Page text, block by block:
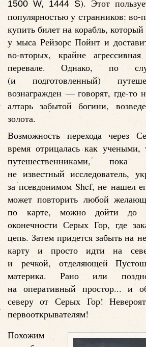
1500 W, 1444 S). Этот
популярностью у странников:
купить билет на корабль,
у мыса Рейзорс Пойнт и
во-вторых, крайне
перевале. Однако, по
(и подготовленный)
вознагражден — говорят, где-то
алтарь забытой богини,
золота.
Возможность перехода через
время отрицалась как
путешественниками, пока
не известный исследователь,
за псевдонимом Shef, не нашел
может повторить любой
по карте, можно дойти до
оконечности Серых Гор, где
цепь. Затем придется забыть на
карту и просто идти на
и речкой, отделяющей
материка. Рано или
на оперативный простор... и
северу от Серых Гор!
первооткрывателям!
Похожим